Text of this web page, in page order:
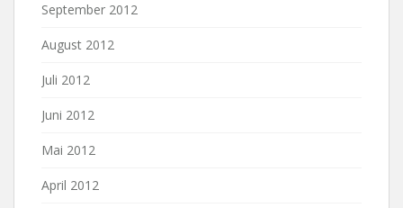
September 2012
August 2012
Juli 2012
Juni 2012
Mai 2012
April 2012